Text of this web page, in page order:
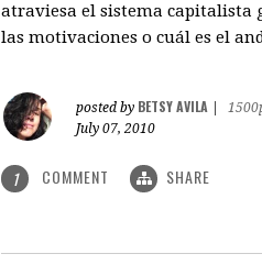
atraviesa el sistema capitalista
las motivaciones o cuál es el
posted by BETSY AVILA
July 07, 2010
1 COMMENT SHARE